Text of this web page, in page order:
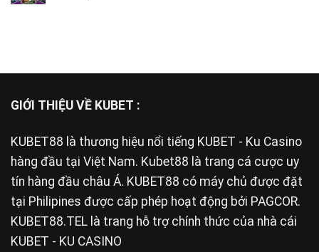
GIỚI THIỆU VỀ KUBET :
KUBET88 là thương hiệu nổi tiếng KUBET - Ku Casino
hàng đầu tại Việt Nam. Kubet88 là trang cá cược uy
tín hàng đầu châu Á. KUBET88 có máy chủ được đặt
tại Philipines được cấp phép hoạt động bởi PAGCOR.
KUBET88.TEL là trang hỗ trợ chính thức của nhà cái
KUBET - KU CASINO